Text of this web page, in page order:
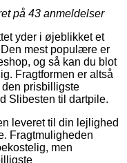
på 43 anmeldelser
yder i øjeblikket et
mest populære er
og så kan du blot
Fragtformen er altså
den prisbilligste
Slibesten til dartpile.
leveret til din lejlighed
Fragtmuligheden
men